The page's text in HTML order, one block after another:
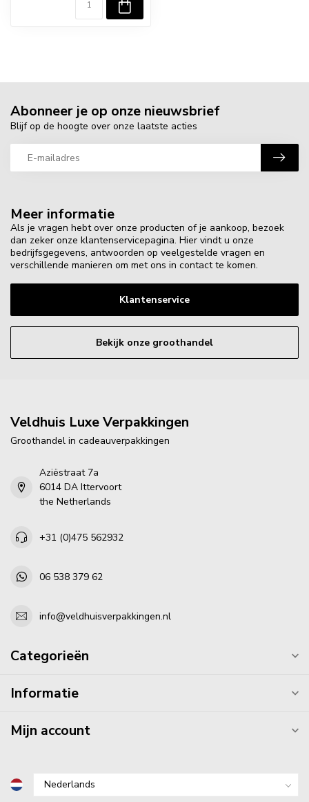
Meer informatie
Als je vragen hebt over onze producten of je aankoop, bezoek
dan zeker onze klantenservicepagina. Hier vindt u onze
bedrijfsgegevens, antwoorden op veelgestelde vragen en
verschillende manieren om met ons in contact te komen.
Klantenservice
Bekijk onze groothandel
Abonneer je op onze nieuwsbrief
Blijf op de hoogte over onze laatste acties
Veldhuis Luxe Verpakkingen
Groothandel in cadeauverpakkingen
Aziëstraat 7a
6014 DA Ittervoort
the Netherlands
+31 (0)475 562932
06 538 379 62
info@veldhuisverpakkingen.nl
Categorieën
Informatie
Mijn account